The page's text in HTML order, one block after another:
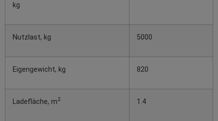
kg
Nutzlast, kg 5000
Eigengewicht, kg 820
Ladefläche, m2 1.4